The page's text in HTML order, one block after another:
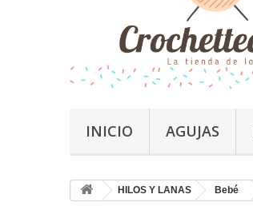
INICIO AGUJAS
HILOS Y LANAS Bebé